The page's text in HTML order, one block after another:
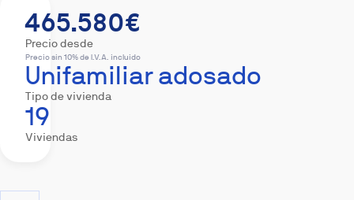
465.580€
Precio desde
Precio sin 10% de I.V.A. incluido
Unifamiliar adosado
Tipo de vivienda
19
Viviendas